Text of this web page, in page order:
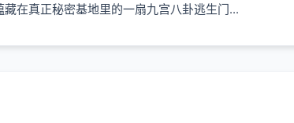
真正秘密基地里的一扇九宫八卦逃生门...